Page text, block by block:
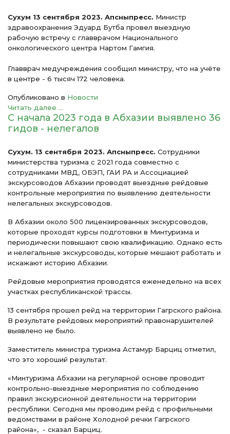
Сухум 13 сентября 2023. Апсныпресс. Министр
здравоохранения Эдуард Бутба провел выездную
рабочую встречу с главврачом Национального
онкологического центра Нартом Гамгия.
Главврач медучреждения сообщил министру, что на учёте
в центре - 6 тысяч 172 человека.
Опубликовано в Новости
Читать далее ...
С начала 2023 года в Абхазии выявлено 36
гидов - нелегалов
Сухум. 13 сентября 2023. Апсныпресс. Сотрудники
министерства туризма с 2021 года совместно с
сотрудниками МВД, ОБЭП, ГАИ РА и Ассоциацией
экскурсоводов Абхазии проводят выездные рейдовые
контрольные мероприятия по выявлению деятельности
нелегальных экскурсоводов.
В Абхазии около 500 лицензированных экскурсоводов,
которые проходят курсы подготовки в Минтуризма и
периодически повышают свою квалификацию. Однако есть
и нелегальные экскурсоводы, которые мешают работать и
искажают историю Абхазии.
Рейдовые мероприятия проводятся еженедельно на всех
участках республиканской трассы.
13 сентября прошел рейд на территории Гагрского района.
В результате рейдовых мероприятий правонарушителей
выявлено не было.
Заместитель министра туризма Астамур Барциц отметил,
что это хороший результат.
«Минтуризма Абхазии на регулярной основе проводит
контрольно-выездные мероприятия по соблюдению
правил экскурсионной деятельности на территории
республики. Сегодня мы проводим рейд с профильными
ведомствами в районе Холодной речки Гагрского
района», - сказал Барциц.